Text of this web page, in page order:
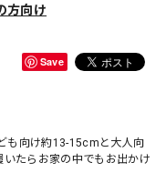
方向け
Save
も向け約13-15cmと大人向
たらお家の中でもお出かけ